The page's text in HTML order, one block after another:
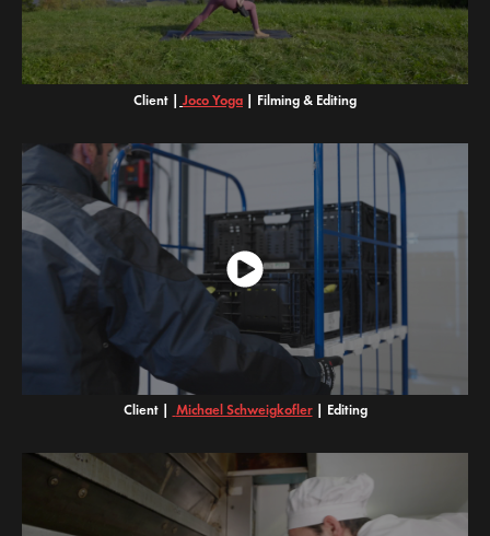
Client | Joco Yoga | Filming & Editing
Client | Michael Schweigkofler Editing